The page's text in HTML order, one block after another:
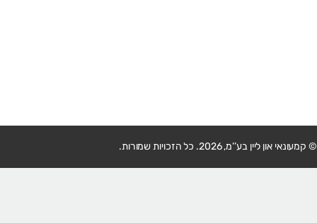
© קמעונאי און ליין בע’’מ, 2026. כל הזכויות שמורות.